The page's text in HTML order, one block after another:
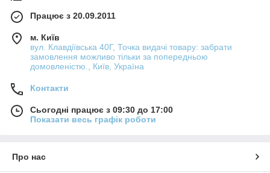
Працює з 20.09.2011
м. Київ
вул. Клавдіївська 40Г, Точка видачі товару: забрати
замовлення можливо тільки за попередньою
домовленістю., Київ, Україна
Контакти
Сьогодні працює з 09:30 до 17:00
Показати весь графік роботи
Про нас